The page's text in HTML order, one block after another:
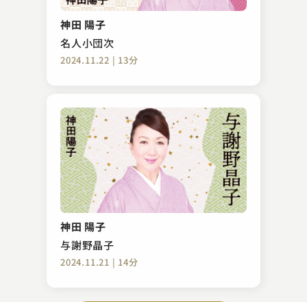
神田 陽子
名人小団次
2024.11.22 | 13分
神田 陽子
与謝野晶子
2024.11.21 | 14分